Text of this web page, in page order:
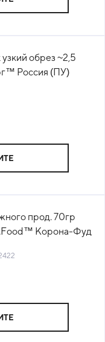
обрез ~2,5
Россия (ПУ)
прод. 70гр
Корона-Фуд
97761) (-18°С)